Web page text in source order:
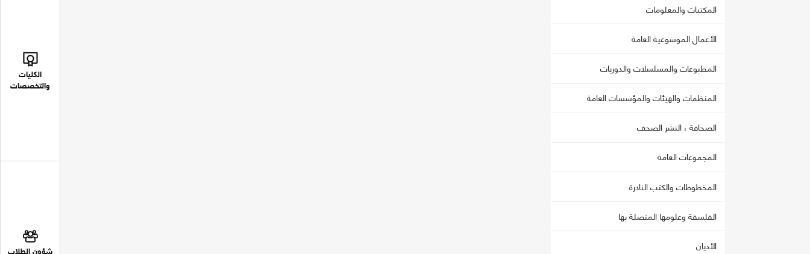
الكليات
والتخصصات
المكتبات والمعلومات
الأعمال الموسوعية العامة
المطبوعات والمسلسلات والدوريات
المنظمات والهيئات والمؤسسات العامة
الصحافة ، النشر الصحف
المجموعات العامة
المخطوطات والكتب النادرة
الفلسفة وعلومها المتصلة بها
الأديان